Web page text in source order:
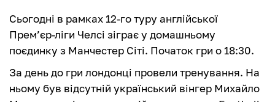
Сьогодні в рамках 12-го туру англійської
Прем’єр-ліги Челсі зіграє у домашньому
поєдинку з Манчестер Сіті. Початок гри о 18:30.
За день до гри лондонці провели тренування. На
ньому був відсутній український вінгер Михайло